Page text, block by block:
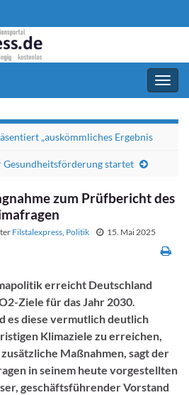
„auskömmliches Ergebnis
startet
zum Prüfbericht des
Filstalexpress, Politik 15. Mai 2025
erreicht Deutschland
Ziele für das Jahr 2030.
es diese vermutlich deutlich
Klimaziele zu erreichen,
Maßnahmen, sagt der
in seinem heute vorgestellten
geschäftsführender Vorstand